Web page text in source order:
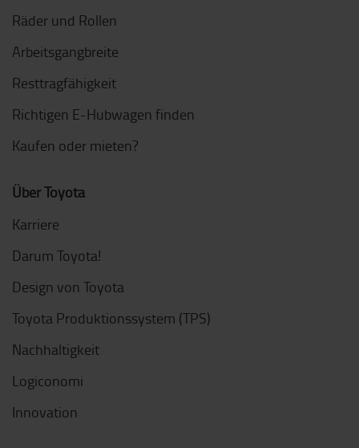
Räder und Rollen
Arbeitsgangbreite
Resttragfähigkeit
Richtigen E-Hubwagen finden
Kaufen oder mieten?
Über Toyota
Karriere
Darum Toyota!
Design von Toyota
Toyota Produktionssystem (TPS)
Nachhaltigkeit
Logiconomi
Innovation